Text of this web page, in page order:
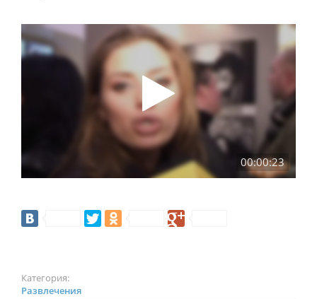
00:00:23
Категория:
Развлечения